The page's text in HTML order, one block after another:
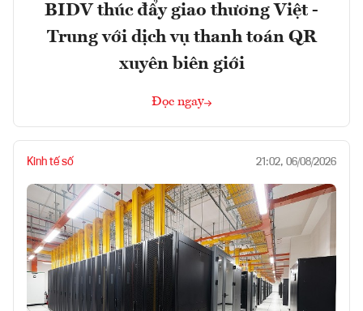
BIDV thúc đẩy giao thương Việt -
Trung với dịch vụ thanh toán QR
xuyên biên giới
Đọc ngay
Kinh tế số 21:02, 06/08/2026